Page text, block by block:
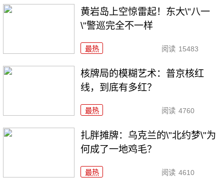
黄岩岛上空惊雷起！东大\"八一
\"警巡完全不一样
最热 阅读 15483
核牌局的模糊艺术：普京核红
线，到底有多红？
最热 阅读 4760
扎胖摊牌：乌克兰的\"北约梦\"为
何成了一地鸡毛？
最热 阅读 4610